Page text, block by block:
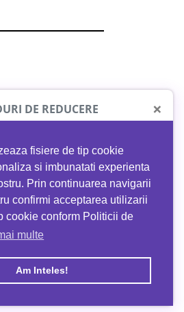
fisiere de tip cookie
si imbunatati experienta
Prin continuarea navigarii
confirmi acceptarea utilizarii
cookie conform Politicii de
multe
Am Inteles!
DE REDUCERE ×
MYPROTEIN
reducere la orice comandă
folosind codul EATTRACK